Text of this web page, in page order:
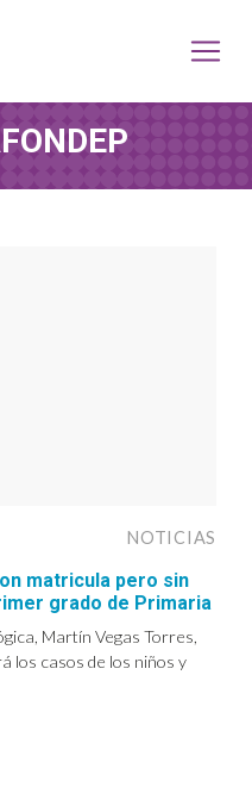
FONDEP
NOTICIAS
matricula pero sin
grado de Primaria
Martín Vegas Torres,
los casos de los niños y